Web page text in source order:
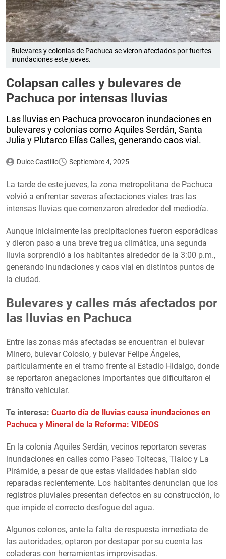
Bulevares y colonias de Pachuca se vieron afectados por fuertes
inundaciones este jueves.
Colapsan calles y bulevares de
Pachuca por intensas lluvias
Las lluvias en Pachuca provocaron inundaciones en
bulevares y colonias como Aquiles Serdán, Santa
Julia y Plutarco Elías Calles, generando caos vial.
Dulce Castillo Septiembre 4, 2025
La tarde de este jueves, la zona metropolitana de Pachuca
volvió a enfrentar severas afectaciones viales tras las
intensas lluvias que comenzaron alrededor del mediodía.
Aunque inicialmente las precipitaciones fueron esporádicas
y dieron paso a una breve tregua climática, una segunda
lluvia sorprendió a los habitantes alrededor de la 3:00 p.m.,
generando inundaciones y caos vial en distintos puntos de
la ciudad.
Bulevares y calles más afectados por
las lluvias en Pachuca
Entre las zonas más afectadas se encuentran el bulevar
Minero, bulevar Colosio, y bulevar Felipe Ángeles,
particularmente en el tramo frente al Estadio Hidalgo, donde
se reportaron anegaciones importantes que dificultaron el
tránsito vehicular.
Te interesa: Cuarto día de lluvias causa inundaciones en
Pachuca y Mineral de la Reforma: VIDEOS
En la colonia Aquiles Serdán, vecinos reportaron severas
inundaciones en calles como Paseo Toltecas, Tlaloc y La
Pirámide, a pesar de que estas vialidades habían sido
reparadas recientemente. Los habitantes denuncian que los
registros pluviales presentan defectos en su construcción, lo
que impide el correcto desfogue del agua.
Algunos colonos, ante la falta de respuesta inmediata de
las autoridades, optaron por destapar por su cuenta las
coladeras con herramientas improvisadas.